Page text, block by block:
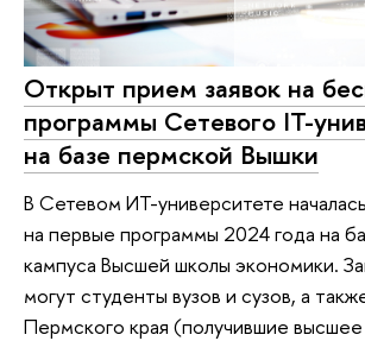
Открыт прием заявок на
программы Сетевого IT-
на базе пермской Вышки
В Сетевом ИТ-университете
на первые программы 2024 года на
кампуса Высшей школы экономики.
могут студенты вузов и сузов, а
Пермского края (получившие